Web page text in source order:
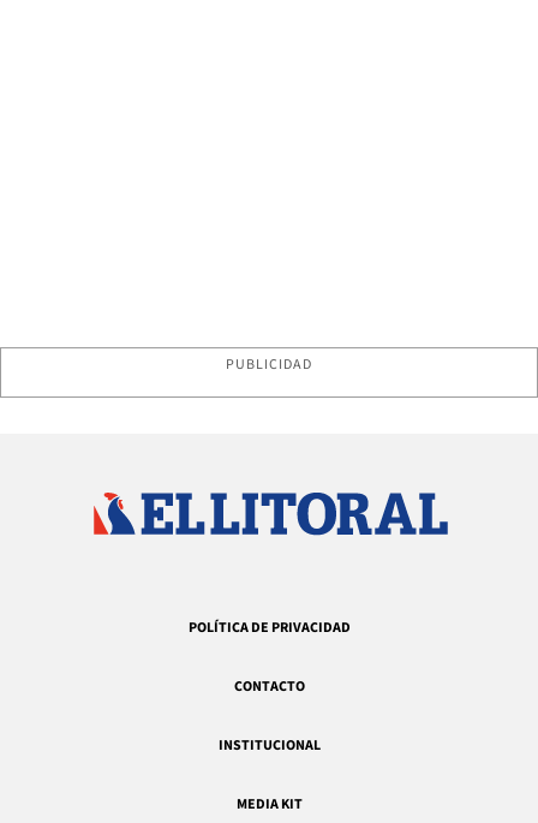
PUBLICIDAD
POLÍTICA DE PRIVACIDAD
CONTACTO
INSTITUCIONAL
MEDIA KIT